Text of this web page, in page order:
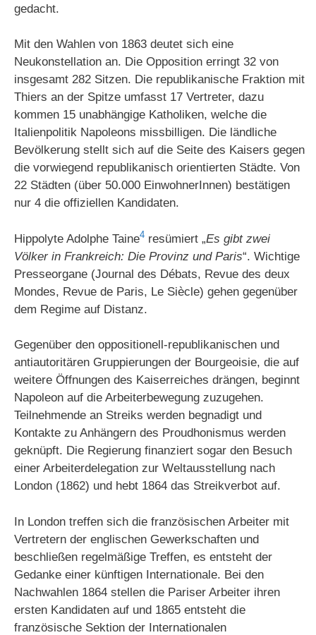
gedacht.
Mit den Wahlen von 1863 deutet sich eine
Neukonstellation an. Die Opposition erringt 32 von
insgesamt 282 Sitzen. Die republikanische Fraktion mit
Thiers an der Spitze umfasst 17 Vertreter, dazu
kommen 15 unabhängige Katholiken, welche die
Italienpolitik Napoleons missbilligen. Die ländliche
Bevölkerung stellt sich auf die Seite des Kaisers gegen
die vorwiegend republikanisch orientierten Städte. Von
22 Städten (über 50.000 EinwohnerInnen) bestätigen
nur 4 die offiziellen Kandidaten.
Hippolyte Adolphe Taine4 resümiert „Es gibt zwei
Völker in Frankreich: Die Provinz und Paris“. Wichtige
Presseorgane (Journal des Débats, Revue des deux
Mondes, Revue de Paris, Le Siècle) gehen gegenüber
dem Regime auf Distanz.
Gegenüber den oppositionell-republikanischen und
antiautoritären Gruppierungen der Bourgeoisie, die auf
weitere Öffnungen des Kaiserreiches drängen, beginnt
Napoleon auf die Arbeiterbewegung zuzugehen.
Teilnehmende an Streiks werden begnadigt und
Kontakte zu Anhängern des Proudhonismus werden
geknüpft. Die Regierung finanziert sogar den Besuch
einer Arbeiterdelegation zur Weltausstellung nach
London (1862) und hebt 1864 das Streikverbot auf.
In London treffen sich die französischen Arbeiter mit
Vertretern der englischen Gewerkschaften und
beschließen regelmäßige Treffen, es entsteht der
Gedanke einer künftigen Internationale. Bei den
Nachwahlen 1864 stellen die Pariser Arbeiter ihren
ersten Kandidaten auf und 1865 entsteht die
französische Sektion der Internationalen